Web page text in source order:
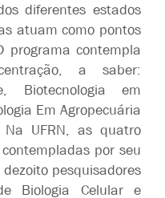
diferentes estados
atuam como pontos
programa contempla
a saber:
Biotecnologia em
Em Agropecuária
UFRN, as quatro
por seu
pesquisadores
Biologia Celular e